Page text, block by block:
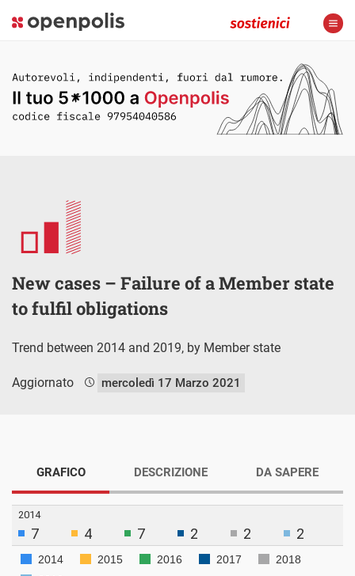
New cases – Failure of a Member state
to fulfil obligations
Trend between 2014 and 2019, by Member state
Aggiornato mercoledì 17 Marzo 2021
GRAFICO DESCRIZIONE DA SAPERE